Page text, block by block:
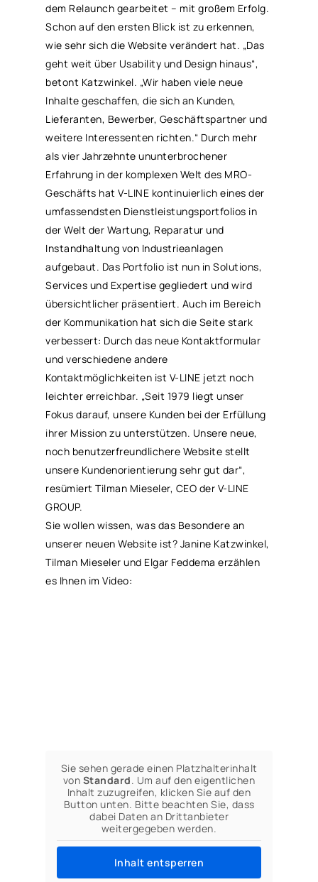
dem Relaunch gearbeitet – mit großem Erfolg.
Schon auf den ersten Blick ist zu erkennen,
wie sehr sich die Website verändert hat. „Das
geht weit über Usability und Design hinaus“,
betont Katzwinkel. „Wir haben viele neue
Inhalte geschaffen, die sich an Kunden,
Lieferanten, Bewerber, Geschäftspartner und
weitere Interessenten richten.“ Durch mehr
als vier Jahrzehnte ununterbrochener
Erfahrung in der komplexen Welt des MRO-
Geschäfts hat V-LINE kontinuierlich eines der
umfassendsten Dienstleistungsportfolios in
der Welt der Wartung, Reparatur und
Instandhaltung von Industrieanlagen
aufgebaut. Das Portfolio ist nun in Solutions,
Services und Expertise gegliedert und wird
übersichtlicher präsentiert. Auch im Bereich
der Kommunikation hat sich die Seite stark
verbessert: Durch das neue Kontaktformular
und verschiedene andere
Kontaktmöglichkeiten ist V-LINE jetzt noch
leichter erreichbar. „Seit 1979 liegt unser
Fokus darauf, unsere Kunden bei der Erfüllung
ihrer Mission zu unterstützen. Unsere neue,
noch benutzerfreundlichere Website stellt
unsere Kundenorientierung sehr gut dar“,
resümiert Tilman Mieseler, CEO der V-LINE
GROUP.
Sie wollen wissen, was das Besondere an
unserer neuen Website ist? Janine Katzwinkel,
Tilman Mieseler und Elgar Feddema erzählen
es Ihnen im Video:
Sie sehen gerade einen Platzhalterinhalt
von Standard. Um auf den eigentlichen
Inhalt zuzugreifen, klicken Sie auf den
Button unten. Bitte beachten Sie, dass
dabei Daten an Drittanbieter
weitergegeben werden.
Inhalt entsperren